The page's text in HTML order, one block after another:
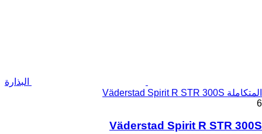
البذارة
المتكاملة Väderstad Spirit R STR 300S
6
Väderstad Spirit R STR 300S